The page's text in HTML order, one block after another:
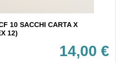
10 SACCHI CARTA X
12)
14,00 €